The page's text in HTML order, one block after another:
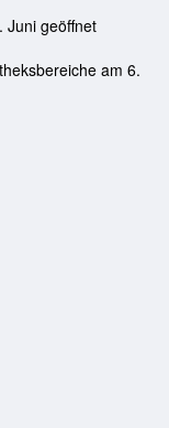
Juni geöffnet
am 6.